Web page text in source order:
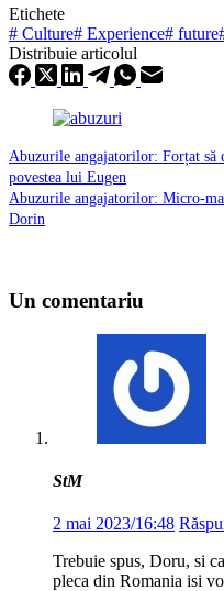
Etichete
# Culture# Experience# future
Distribuie articolul
Abuzurile angajatorilor: Forțat să
povestea lui Eugen
Abuzurile angajatorilor: Micro-
Dorin
Un comentariu
StM
2 mai 2023/16:48
Trebuie spus, Doru, si
pleca din Romania isi